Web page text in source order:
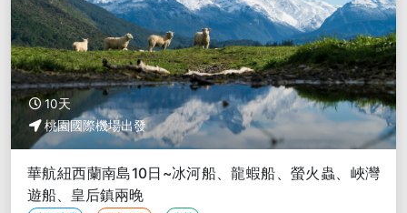
10天
桃園國際機場出發
華航紐西蘭南島10日~冰河船、龍蝦船、螢火蟲、峽灣
遊船、皇后鎮兩晚